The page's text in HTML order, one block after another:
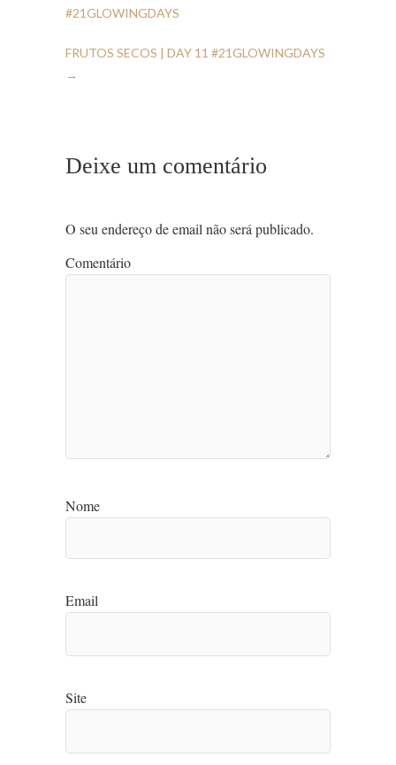
#21GLOWINGDAYS
FRUTOS SECOS | DAY 11 #21GLOWINGDAYS
→
Deixe um comentário
O seu endereço de email não será publicado.
Comentário
Nome
Email
Site